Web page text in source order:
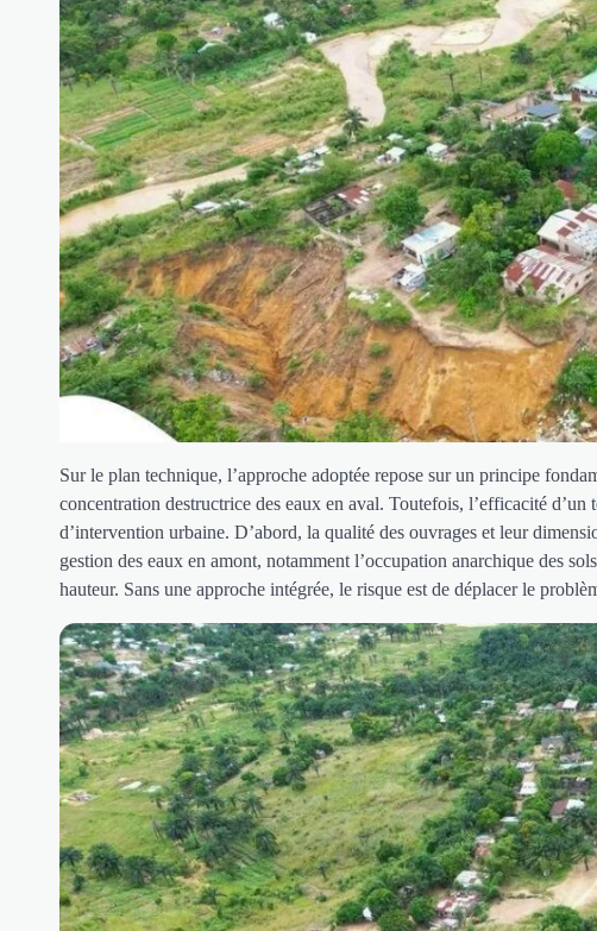
Sur le plan technique, l’approche adoptée repose sur un principe
concentration destructrice des eaux en aval. Toutefois, l’efficacité
d’intervention urbaine. D’abord, la qualité des ouvrages et leur
gestion des eaux en amont, notamment l’occupation anarchique des
hauteur. Sans une approche intégrée, le risque est de déplacer le